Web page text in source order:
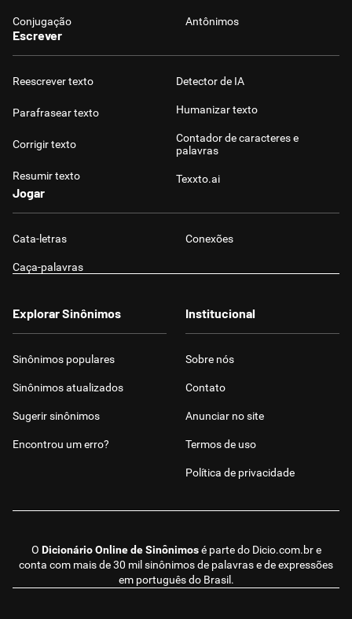
Conjugação Antônimos
Escrever
Reescrever texto
Parafrasear texto
Corrigir texto
Resumir texto
Detector de IA
Humanizar texto
Contador de caracteres e
palavras
Texxto.ai
Jogar
Cata-letras Conexões
Caça-palavras
O Dicionário Online de Sinônimosé parte do Dicio.com.bre
conta com mais de 30 mil sinônimos de palavras e de expressões
em português do Brasil.
Explorar Sinônimos
Sinônimos populares
Sinônimos atualizados
Sugerir sinônimos
Encontrou um erro?
Institucional
Sobre nós
Contato
Anunciar no site
Termos de uso
Política de privacidade